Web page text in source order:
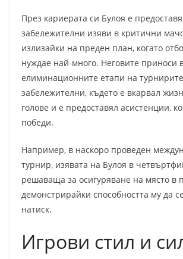
През кариерата си Булоя е
забележителни изяви в критични
излизайки на преден план, когато
нуждае най-много. Неговите приноси
елиминационните етапи на
забележителни, където е вкарвал
голове и е предоставял асистенции,
победи.
Например, в наскоро проведен
турнир, изявата на Булоя в
решаваща за осигуряване на място в
демонстрирайки способността му да
натиск.
Игрови стил и